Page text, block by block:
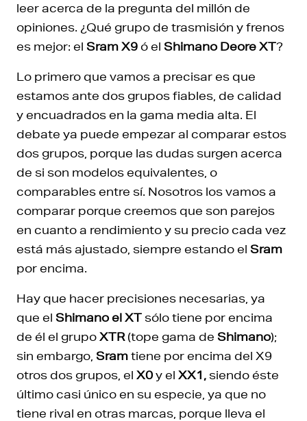
leer acerca de la pregunta del millón de
opiniones. ¿Qué grupo de trasmisión y frenos
es mejor: el Sram X9ó el Shimano Deore XT?
Lo primero que vamos a precisar es que
estamos ante dos grupos fiables, de calidad
y encuadrados en la gama media alta. El
debate ya puede empezar al comparar estos
dos grupos, porque las dudas surgen acerca
de si son modelos equivalentes, o
comparables entre sí. Nosotros los vamos a
comparar porque creemos que son parejos
en cuanto a rendimiento y su precio cada vez
está más ajustado, siempre estando el Sram
por encima.
Hay que hacer precisiones necesarias, ya
que el Shimano el XT sólo tiene por encima
de él el grupoXTR (tope gama de Shimano);
sin embargo, Sramtiene por encima del X9
otros dos grupos, el X0y el XX1, siendo éste
últimocasi único en su especie, ya que no
tiene rival en otras marcas, porque lleva el